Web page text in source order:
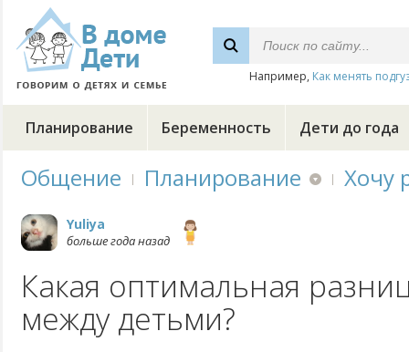
Например, Как менять
Планирование Беременность Дети до года
Общение Планирование Хочу
Yuliya
больше года назад
Какая оптимальная
между детьми?